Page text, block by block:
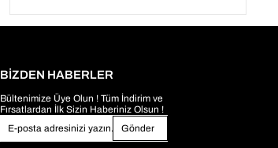
BİZDEN HABERLER
Bültenimize Üye Olun ! Tüm İndirim ve
Fırsatlardan İlk Sizin Haberiniz Olsun !
Gönder